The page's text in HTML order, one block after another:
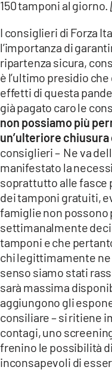
ANDROID
APPLE
150 tamponi al giorno.
I consiglieri di Forza
l’importanza di
ripartenza sicura,
è l’ultimo presidio
effetti di questa
già pagato caro le
non possiamo più
un’ulteriore
consiglieri – Ne va
manifestato la
soprattutto alle fasce
dei tamponi gratuiti,
famiglie non
settimanalmente
tamponi e che
chi legittimamente
senso siamo stati
sarà massima
aggiungono gli
consiliare – si ritiene
contagi, uno
frenino le possibilità
inconsapevoli di